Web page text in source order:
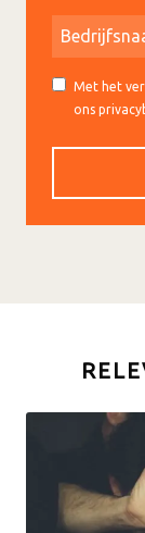
Met het
ons